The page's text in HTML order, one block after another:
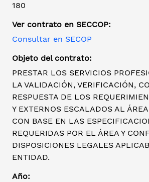
180
Ver contrato en SECCOP:
Consultar en SECOP
Objeto del contrato:
PRESTAR LOS SERVICIOS
LA VALIDACIÓN, VERIFICACIÓN,
RESPUESTA DE LOS
Y EXTERNOS ESCALADOS AL
CON BASE EN LAS
REQUERIDAS POR EL ÁREA Y
DISPOSICIONES LEGALES
ENTIDAD.
Año: